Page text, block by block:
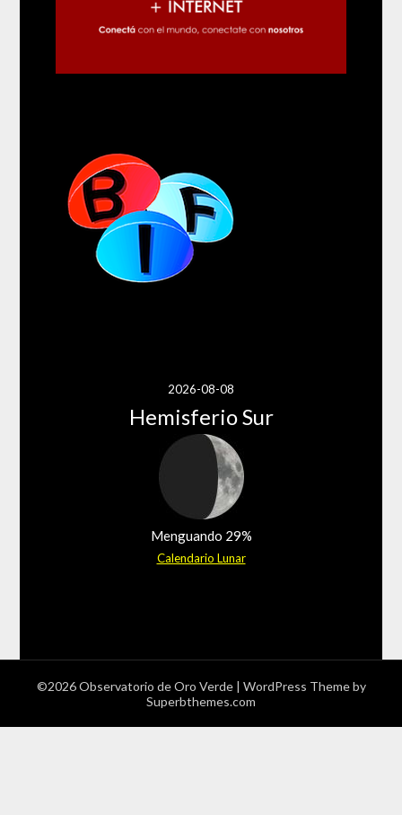
2026-08-08
Hemisferio Sur
Menguando 29%
Calendario Lunar
©2026 Observatorio de Oro Verde | WordPress Theme by
Superbthemes.com